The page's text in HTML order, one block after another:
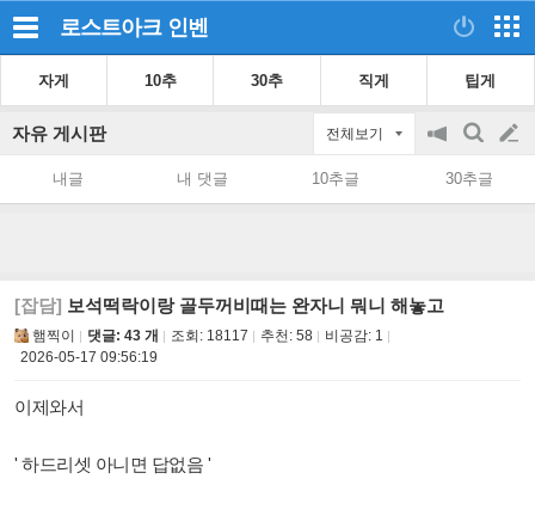
로스트아크 인벤
자게 10추 30추 직게 팁게
자유 게시판 전체보기
공
지
on/off
검
색
글
쓰
내글 내 댓글 10추글 30추글
[잡담] 보석떡락이랑 골두꺼비때는 완자니 뭐니 해놓고
햄찍이 댓글: 43 개 조회: 18117 추천: 58 비공감: 1
2026-05-17 09:56:19
이제와서
' 하드리셋 아니면 답없음 '